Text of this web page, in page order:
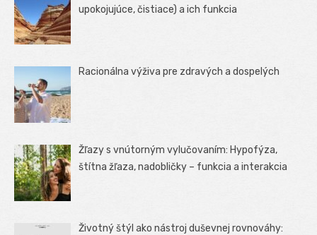
upokojujúce, čistiace) a ich funkcia
Racionálna výživa pre zdravých a dospelých
Žľazy s vnútorným vylučovaním: Hypofýza,
štítna žľaza, nadobličky – funkcia a interakcia
Životný štýl ako nástroj duševnej rovnováhy: